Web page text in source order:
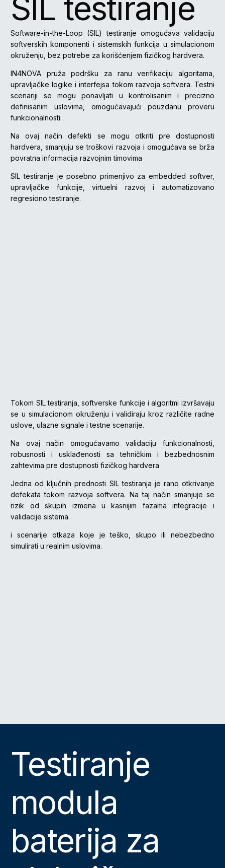
SIL testiranje
Software-in-the-Loop (SIL) testiranje omogućava validaciju
softverskih komponenti i sistemskih funkcija u simulacionom
okruženju, bez potrebe za korišćenjem fizičkog hardvera.
IN4NOVA pruža podršku za ranu verifikaciju algoritama,
upravljačke logike i interfejsa tokom razvoja softvera. Testni
scenariji se mogu ponavljati u kontrolisanim i precizno
definisanim uslovima, omogućavajući pouzdanu proveru
funkcionalnosti.
Na ovaj način defekti se mogu otkriti pre dostupnosti
hardvera, smanjuju se troškovi razvoja i omogućava se brža
povratna informacija razvojnim timovima
SIL testiranje je posebno primenjivo za embedded softver,
upravljačke funkcije, virtuelni razvoj i automatizovano
regresiono testiranje.
Tokom SIL testiranja, softverske funkcije i algoritmi izvršavaju
se u simulacionom okruženju i validiraju kroz različite radne
uslove, ulazne signale i testne scenarije.
Na ovaj način omogućavamo validaciju funkcionalnosti,
robusnosti i usklađenosti sa tehničkim i bezbednosnim
zahtevima pre dostupnosti fizičkog hardvera
Jedna od ključnih prednosti SIL testiranja je rano otkrivanje
defekata tokom razvoja softvera. Na taj način smanjuje se
rizik od skupih izmena u kasnijim fazama integracije i
validacije sistema.
i scenarije otkaza koje je teško, skupo ili nebezbedno
simulirati u realnim uslovima.
Testiranje
modula
baterija za